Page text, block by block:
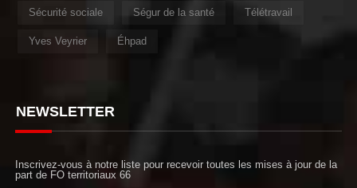
Sécurité sociale Ségur de la santé Télétravail
Yves Veyrier Éhpad
NEWSLETTER
Inscrivez-vous à notre liste pour recevoir toutes les mises à jour de la
part de FO territoriaux 66